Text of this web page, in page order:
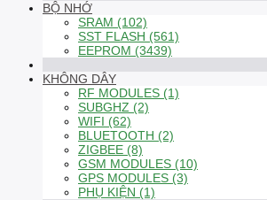
BỘ NHỚ
SRAM (102)
SST FLASH (561)
EEPROM (3439)
KHÔNG DÂY
RF MODULES (1)
SUBGHZ (2)
WIFI (62)
BLUETOOTH (2)
ZIGBEE (8)
GSM MODULES (10)
GPS MODULES (3)
PHỤ KIỆN (1)